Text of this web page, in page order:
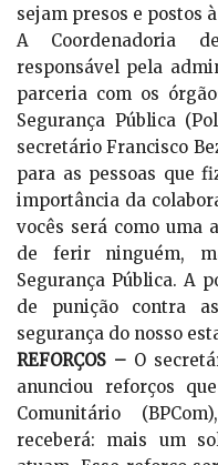
sejam presos e postos
A Coordenadoria
responsável pela
parceria com os
Segurança Pública
secretário Francisco
para as pessoas que
importância da
vocês será como uma
de ferir ninguém,
Segurança Pública. A
de punição contra
segurança do nosso
REFORÇOS – O
anunciou reforços
Comunitário
receberá: mais um